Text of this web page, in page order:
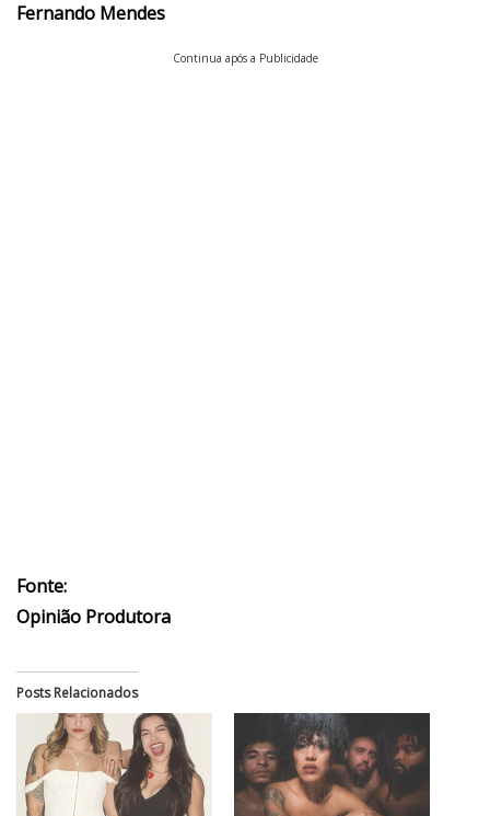
Fernando Mendes
Continua após a Publicidade
Fonte:
Opinião Produtora
Posts Relacionados